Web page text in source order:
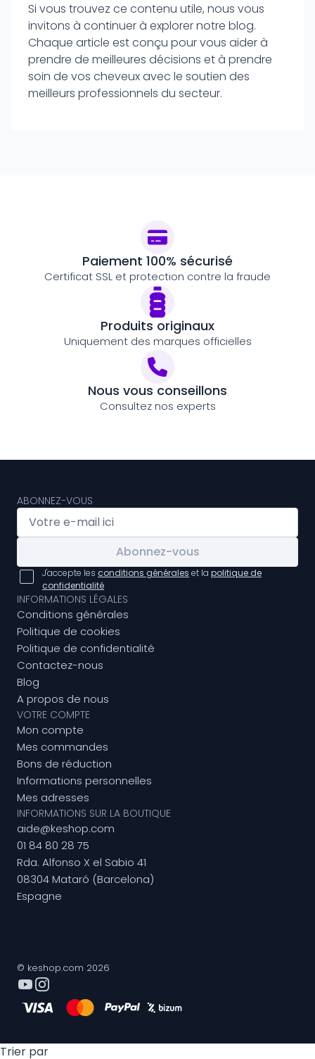
Si vous trouvez ce contenu utile, nous vous
invitons à continuer à explorer notre blog.
Chaque article est conçu pour vous aider à
prendre de meilleures décisions et à prendre
soin de vos cheveux avec le soutien des
meilleurs professionnels du secteur.
Paiement 100% sécurisé
Certificat SSL et protection contre la fraude
Produits originaux
Uniquement des marques officielles
Nous vous conseillons
Consultez nos experts
ABONNEZ-VOUS
Abonnez-vous
J'accepte les conditions générales et la politique de
confidentialité
INFORMATIONS LÉGALES
Conditions générales
Politique de cookies
Politique de confidentialité
Contactez-nous
Blog
A propos de nous
VOTRE COMPTE
Mon compte
Mes commandes
Bons de réduction
Informations personnelles
Mes adresses
INFORMATIONS SUR LA BOUTIQUE
aide@keshop.com
01 84 80 28 75
Rda. Alfonso X el Sabio 41
08304 Mataró (Barcelona)
Espagne
© keshop.com 2026
Trier par